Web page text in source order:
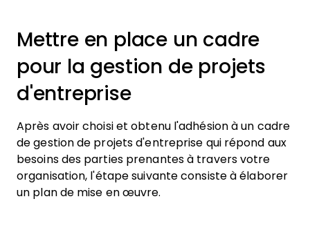
Mettre en place un cadre
pour la gestion de projets
d'entreprise
Après avoir choisi et obtenu l'adhésion à un cadre
de gestion de projets d'entreprise qui répond aux
besoins des parties prenantes à travers votre
organisation, l'étape suivante consiste à élaborer
un plan de mise en œuvre.